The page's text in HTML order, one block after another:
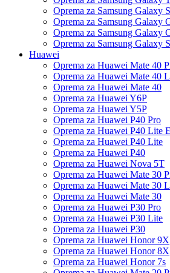
Oprema za Samsung Galaxy
Oprema za Samsung Galaxy
Oprema za Samsung Galaxy
Oprema za Samsung Galaxy
Huawei
Oprema za Huawei Mate 40
Oprema za Huawei Mate 40
Oprema za Huawei Mate 40
Oprema za Huawei Y6P
Oprema za Huawei Y5P
Oprema za Huawei P40 Pro
Oprema za Huawei P40 Lite E
Oprema za Huawei P40 Lite
Oprema za Huawei P40
Oprema za Huawei Nova 5T
Oprema za Huawei Mate 30
Oprema za Huawei Mate 30
Oprema za Huawei Mate 30
Oprema za Huawei P30 Pro
Oprema za Huawei P30 Lite
Oprema za Huawei P30
Oprema za Huawei Honor 9X
Oprema za Huawei Honor 8X
Oprema za Huawei Honor 7s